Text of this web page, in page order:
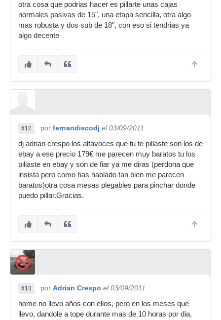
otra cosa que podrias hacer es pillarte unas cajas
normales pasivas de 15", una etapa sencilla, otra algo
mas robusta y dos sub de 18", con eso si tendrias ya
algo decente
#12 por fernandiscodj el 03/09/2011
dj adrian crespo los altavoces que tu te pillaste son los de
ebay a ese precio 179€ me parecen muy baratos tu los
pillaste en ebay y son de fiar ya me diras (perdona que
insista pero como has hablado tan bien me parecen
baratos)otra cosa mesas plegables para pinchar donde
puedo pillar.Gracias.
#13 por Adrian Crespo el 03/09/2011
home no llevo años con ellos, pero en los meses que
llevo, dandole a tope durante mas de 10 horas por dia,